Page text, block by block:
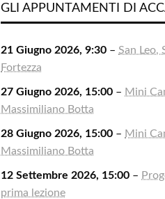
2026
2026
2026
2026
GLI APPUNTAMENTI DI
21 Giugno 2026, 9:30 –San Leo,
Fortezza
27 Giugno 2026, 15:00 – Mini
Massimiliano Botta
28 Giugno 2026, 15:00 – Mini
Massimiliano Botta
12 Settembre 2026, 15:00 –
prima lezione